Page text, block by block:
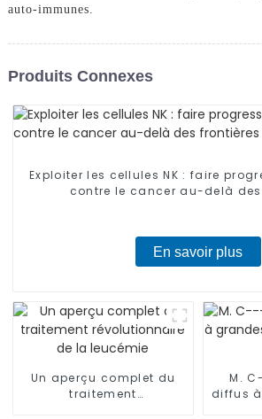
auto-immunes.
Produits Connexes
Exploiter les cellules NK : faire
contre le cancer au-delà
En savoir plus
Un aperçu complet du
traitement
M.
diffus